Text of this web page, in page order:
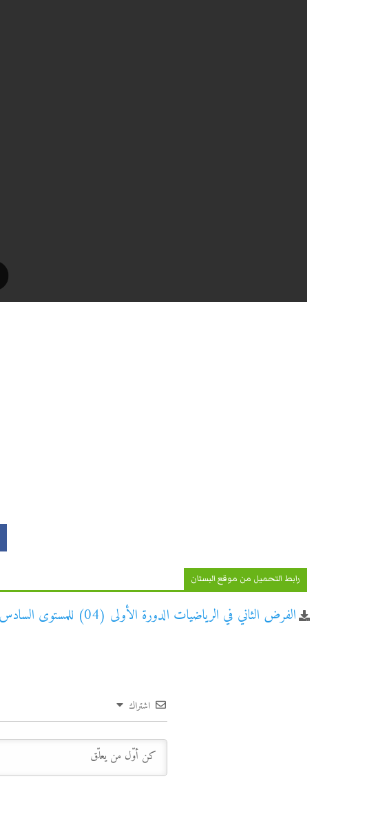
رابط التحميل من موقع البستان
الفرض الثاني في الرياضيات الدورة الأولى (04) للمستوى السادس ابتدائي
اشتراك